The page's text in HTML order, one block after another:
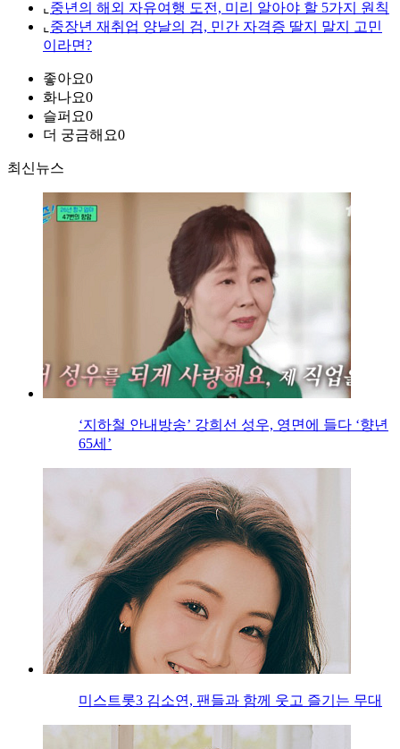
⌞ 중년의 해외 자유여행 도전, 미리 알아야 할 5가지 원칙
⌞ 중장년 재취업 양날의 검, 민간 자격증 딸지 말지 고민
이라면?
좋아요0
화나요0
슬퍼요0
더 궁금해요0
최신뉴스
‘지하철 안내방송’ 강희선 성우, 영면에 들다 ‘향년
65세’
미스트롯3 김소연, 팬들과 함께 웃고 즐기는 무대